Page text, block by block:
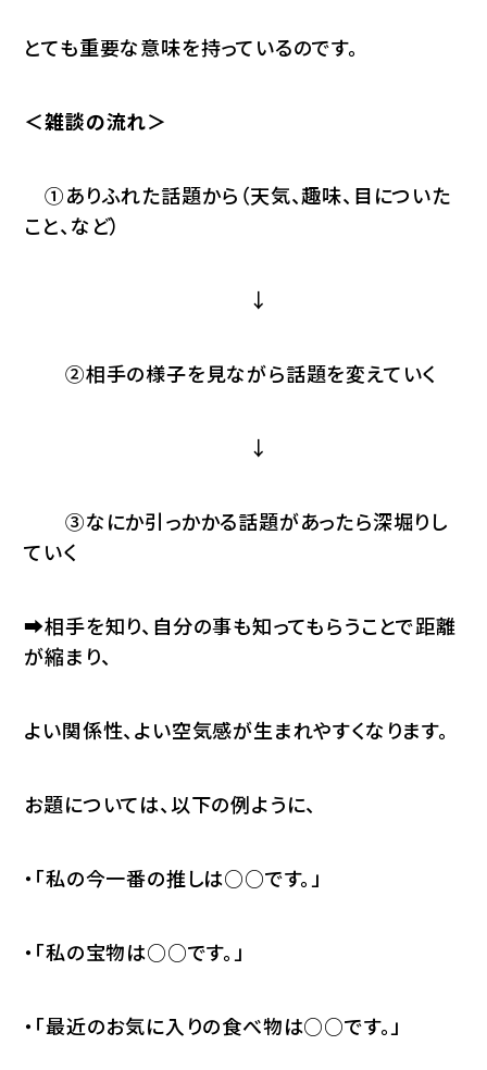
とても重要な意味を持っているのです。
＜雑談の流れ＞
①ありふれた話題から（天気、趣味、目についた
こと、など）
↓
②相手の様子を見ながら話題を変えていく
↓
③なにか引っかかる話題があったら深堀りし
ていく
➡相手を知り、自分の事も知ってもらうことで距離
が縮まり、
よい関係性、よい空気感が生まれやすくなります。
お題については、以下の例ように、
・「私の今一番の推しは○○です。」
・「私の宝物は○○です。」
・「最近のお気に入りの食べ物は○○です。」